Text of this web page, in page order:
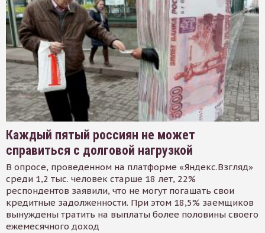
Каждый пятый россиян не может
справиться с долговой нагрузкой
В опросе, проведенном на платформе «Яндекс.Взгляд»
среди 1,2 тыс. человек старше 18 лет, 22%
респондентов заявили, что не могут погашать свои
кредитные задолженности. При этом 18,5% заемщиков
вынуждены тратить на выплаты более половины своего
ежемесячного доход